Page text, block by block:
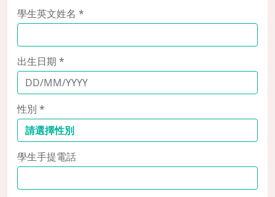
學生英文姓名 *
出生日期 *
性別 *
學生手提電話